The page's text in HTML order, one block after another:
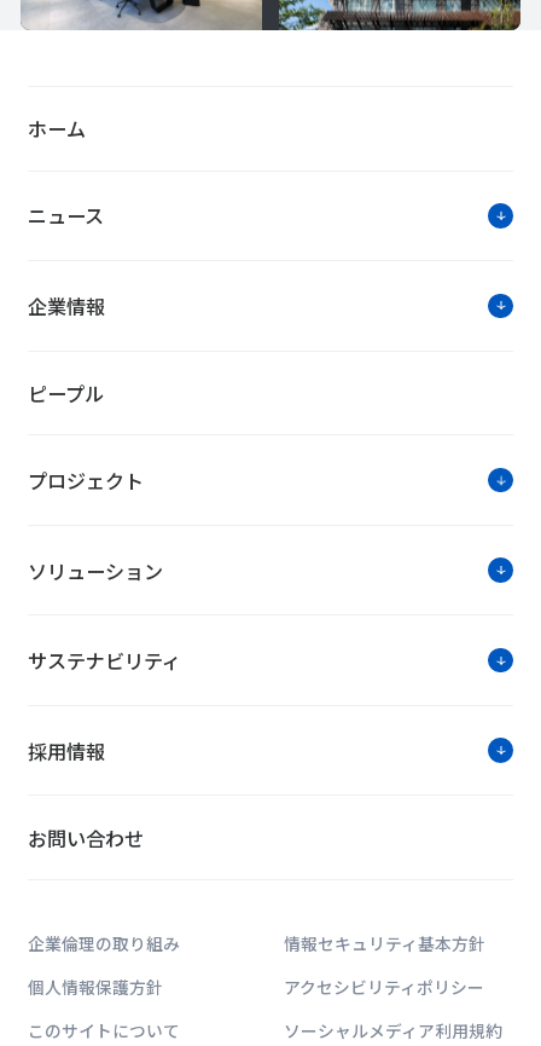
ホーム
ニュース
企業情報
ピープル
プロジェクト
ソリューション
サステナビリティ
採用情報
お問い合わせ
企業倫理の取り組み
情報セキュリティ基本方針
個人情報保護方針
アクセシビリティポリシー
このサイトについて
ソーシャルメディア利用規約